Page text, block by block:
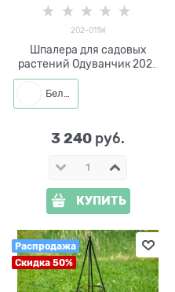
202-011W
Шпалера для садовых
растений Одуванчик 202-
011W h=138 см
Белый
3 240 руб.
КУПИТЬ
Распродажа
Скидка 50%